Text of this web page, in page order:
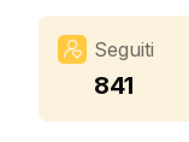
Seguiti
841